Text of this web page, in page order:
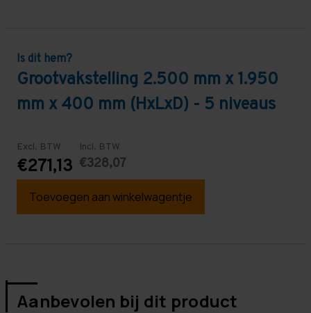
Is dit hem?
Grootvakstelling 2.500 mm x 1.950
mm x 400 mm (HxLxD) - 5 niveaus
Excl. BTW
€271,13
Incl. BTW
€328,07
Toevoegen aan winkelwagentje
Aanbevolen bij dit product